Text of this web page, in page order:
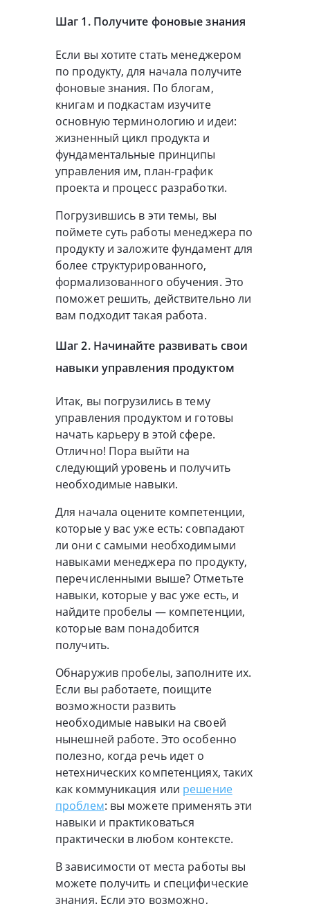
Шаг 1. Получите фоновые знания
Если вы хотите стать менеджером
по продукту, для начала получите
фоновые знания. По блогам,
книгам и подкастам изучите
основную терминологию и идеи:
жизненный цикл продукта и
фундаментальные принципы
управления им, план-график
проекта и процесс разработки.
Погрузившись в эти темы, вы
поймете суть работы менеджера по
продукту и заложите фундамент для
более структурированного,
формализованного обучения. Это
поможет решить, действительно ли
вам подходит такая работа.
Шаг 2. Начинайте развивать свои
навыки управления продуктом
Итак, вы погрузились в тему
управления продуктом и готовы
начать карьеру в этой сфере.
Отлично! Пора выйти на
следующий уровень и получить
необходимые навыки.
Для начала оцените компетенции,
которые у вас уже есть: совпадают
ли они с самыми необходимыми
навыками менеджера по продукту,
перечисленными выше? Отметьте
навыки, которые у вас уже есть, и
найдите пробелы — компетенции,
которые вам понадобится
получить.
Обнаружив пробелы, заполните их.
Если вы работаете, поищите
возможности развить
необходимые навыки на своей
нынешней работе. Это особенно
полезно, когда речь идет о
нетехнических компетенциях, таких
как коммуникация или решение
проблем: вы можете применять эти
навыки и практиковаться
практически в любом контексте.
В зависимости от места работы вы
можете получить и специфические
знания. Если это возможно,